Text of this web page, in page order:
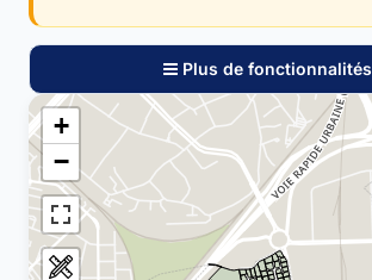
Plus de fonctionnalités
+
−